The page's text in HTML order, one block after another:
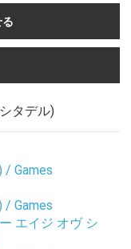
タデル)
/ Games
/ Games
エイジ オヴ シ